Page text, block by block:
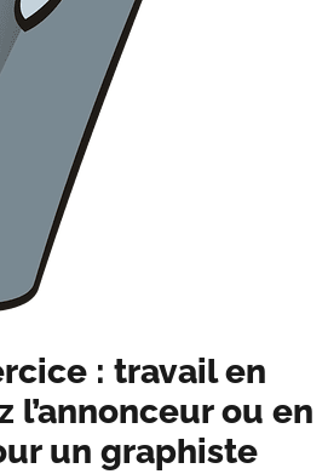
: travail en
l’annonceur ou en
un graphiste